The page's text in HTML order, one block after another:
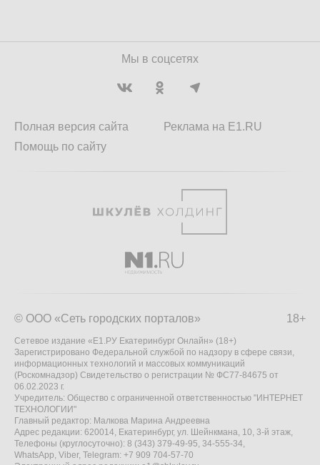
Мы в соцсетях
Полная версия сайта
Помощь по сайту
Реклама на E1.RU
18+
© ООО «Сеть городских порталов»
Сетевое издание «Е1.РУ Екатеринбург Онлайн» (18+)
Зарегистрировано Федеральной службой по надзору в сфере связи,
информационных технологий и массовых коммуникаций
(Роскомнадзор) Свидетельство о регистрации № ФС77-84675 от
06.02.2023 г.
Учредитель: Общество с ограниченной ответственностью "ИНТЕРНЕТ
ТЕХНОЛОГИИ"
Главный редактор: Малкова Марина Андреевна
Адрес редакции: 620014, Екатеринбург, ул. Шейнкмана, 10, 3-й этаж,
Телефоны (круглосуточно): 8 (343) 379-49-95, 34-555-34,
WhatsApp, Viber, Telegram: +7 909 704-57-70